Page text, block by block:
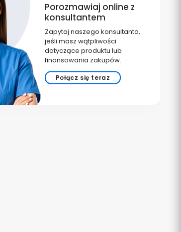
Porozmawiaj online z
konsultantem
Zapytaj naszego konsultanta,
jeśli masz wątpliwości
dotyczące produktu lub
finansowania zakupów.
Połącz się teraz